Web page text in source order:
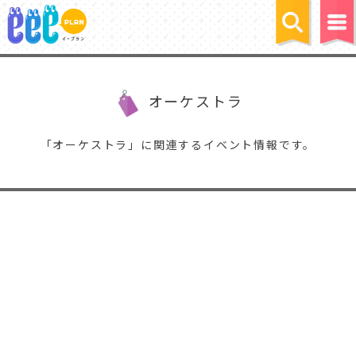
オーケストラ
「オーケストラ」に関連するイベント情報です。